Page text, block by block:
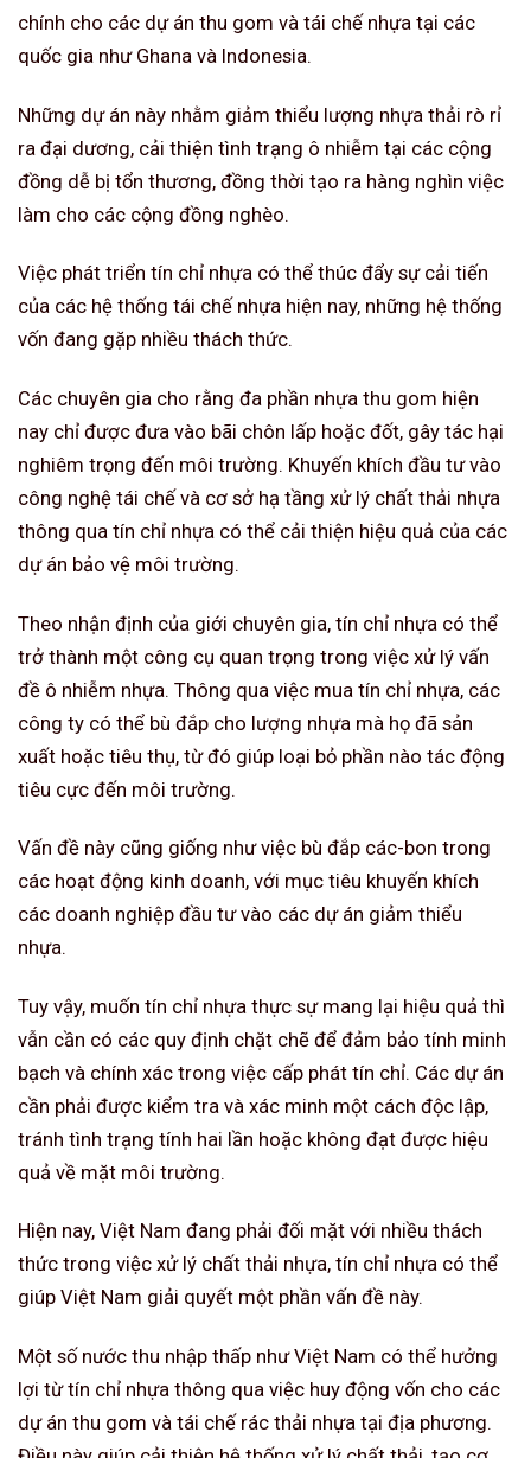
chính cho các dự án thu gom và tái chế nhựa tại các
quốc gia như Ghana và Indonesia.
Những dự án này nhằm giảm thiểu lượng nhựa thải rò rỉ
ra đại dương, cải thiện tình trạng ô nhiễm tại các cộng
đồng dễ bị tổn thương, đồng thời tạo ra hàng nghìn việc
làm cho các cộng đồng nghèo.
Việc phát triển tín chỉ nhựa có thể thúc đẩy sự cải tiến
của các hệ thống tái chế nhựa hiện nay, những hệ thống
vốn đang gặp nhiều thách thức.
Các chuyên gia cho rằng đa phần nhựa thu gom hiện
nay chỉ được đưa vào bãi chôn lấp hoặc đốt, gây tác hại
nghiêm trọng đến môi trường. Khuyến khích đầu tư vào
công nghệ tái chế và cơ sở hạ tầng xử lý chất thải nhựa
thông qua tín chỉ nhựa có thể cải thiện hiệu quả của các
dự án bảo vệ môi trường.
Theo nhận định của giới chuyên gia, tín chỉ nhựa có thể
trở thành một công cụ quan trọng trong việc xử lý vấn
đề ô nhiễm nhựa. Thông qua việc mua tín chỉ nhựa, các
công ty có thể bù đắp cho lượng nhựa mà họ đã sản
xuất hoặc tiêu thụ, từ đó giúp loại bỏ phần nào tác động
tiêu cực đến môi trường.
Vấn đề này cũng giống như việc bù đắp các-bon trong
các hoạt động kinh doanh, với mục tiêu khuyến khích
các doanh nghiệp đầu tư vào các dự án giảm thiểu
nhựa.
Tuy vậy, muốn tín chỉ nhựa thực sự mang lại hiệu quả thì
vẫn cần có các quy định chặt chẽ để đảm bảo tính minh
bạch và chính xác trong việc cấp phát tín chỉ. Các dự án
cần phải được kiểm tra và xác minh một cách độc lập,
tránh tình trạng tính hai lần hoặc không đạt được hiệu
quả về mặt môi trường.
Hiện nay, Việt Nam đang phải đối mặt với nhiều thách
thức trong việc xử lý chất thải nhựa, tín chỉ nhựa có thể
giúp Việt Nam giải quyết một phần vấn đề này.
Một số nước thu nhập thấp như Việt Nam có thể hưởng
lợi từ tín chỉ nhựa thông qua việc huy động vốn cho các
dự án thu gom và tái chế rác thải nhựa tại địa phương.